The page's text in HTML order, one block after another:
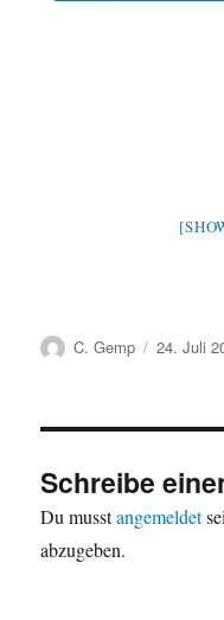
Autor
C. Gemp 24. Juli
Schreibe
Du musstangemeldet
abzugeben.